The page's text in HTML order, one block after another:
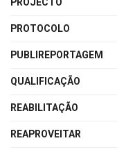
PROTOCOLO
PUBLIREPORTAGEM
QUALIFICAÇÃO
REABILITAÇÃO
REAPROVEITAR